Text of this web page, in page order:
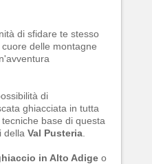
di sfidare te stesso
cuore delle montagne
di
ghiacciata in tutta
base di questa
della Val Pusteria
in Alto Adige o